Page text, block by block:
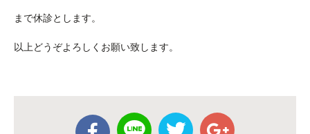
まで休診とします。
以上どうぞよろしくお願い致します。